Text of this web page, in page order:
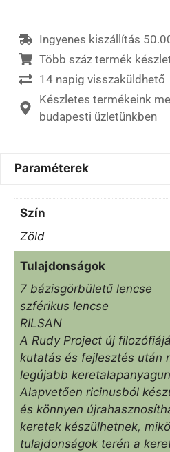
Ingyenes kiszállítás
Több száz termék
14 napig visszaküldhető
Készletes termékeink
budapesti üzletünkben
Paraméterek
Szín
Zöld
Tulajdonságok
7 bázisgörbületű lencse
szférikus lencse
RILSAN
A Rudy Project új
kutatás és fejlesztés után
legújabb
Alapvetően ricinusból
és könnyen
keretek készülhetnek,
tulajdonságok terén a